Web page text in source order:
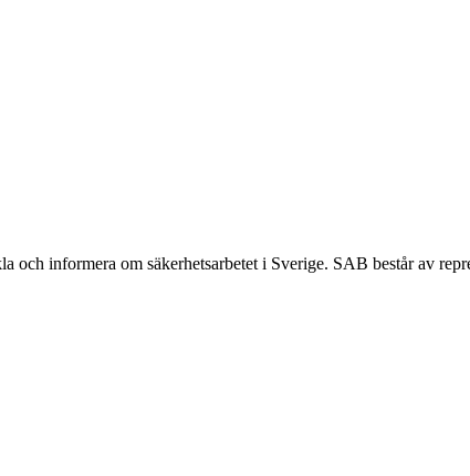
informera om säkerhetsarbetet i Sverige. SAB består av